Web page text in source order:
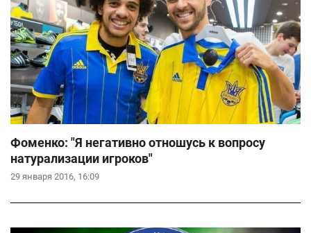
29 января 2016, 16:09
Фоменко: "Я негативно отношусь к вопросу
натурализации игроков"